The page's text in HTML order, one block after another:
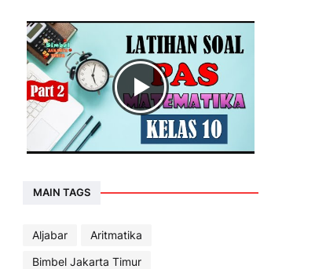
MAIN TAGS
Aljabar
Aritmatika
Bimbel Jakarta Timur